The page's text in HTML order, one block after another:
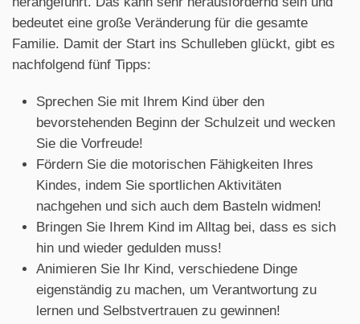
bedeutet eine große Veränderung für die gesamte
Familie. Damit der Start ins Schulleben glückt, gibt es
nachfolgend fünf Tipps:
Sprechen Sie mit Ihrem Kind über den
bevorstehenden Beginn der Schulzeit und wecken
Sie die Vorfreude!
Fördern Sie die motorischen Fähigkeiten Ihres
Kindes, indem Sie sportlichen Aktivitäten
nachgehen und sich auch dem Basteln widmen!
Bringen Sie Ihrem Kind im Alltag bei, dass es sich
hin und wieder gedulden muss!
Animieren Sie Ihr Kind, verschiedene Dinge
eigenständig zu machen, um Verantwortung zu
lernen und Selbstvertrauen zu gewinnen!